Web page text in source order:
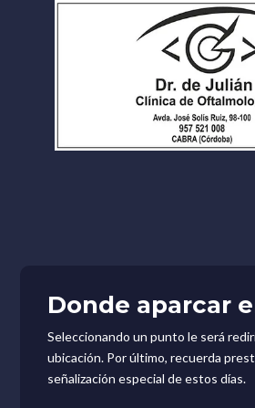
Donde aparcar
Seleccionando un punto le será
ubicación. Por último, recuerda
señalización especial de estos días.